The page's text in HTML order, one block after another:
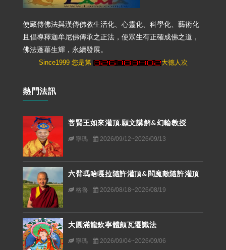
使藏傳佛法與漢傳佛教生活化、心靈化、科學化、藝術化
且倡導釋迦牟尼佛傳承之正法，使眾生有正確成佛之道，
佛法蓬蓽生輝，永續發展。
Since1999 您是第 大德人次
熱門法訊
菩賢王如來灌頂.願文講解&幻輪教授
寧瑪 2026/09/12~2026/09/13
六臂瑪哈嘎拉隨許灌頂&閻魔敵隨許灌頂
格魯 2026/08/18~2026/08/19
大圓滿龍欽寧體頗瓦遷識法
寧瑪 2026/09/04~2026/09/06